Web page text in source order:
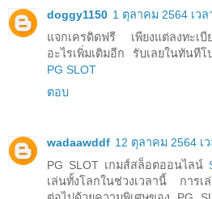
doggy1150 1 ตุลาคม 2564 เวล
แจกเครดิดฟรี เพียงแต่ลงทะเ
อะไรเพิ่มเติมอีก รับเลยในทันที
PG SLOT
ตอบ
wadaawddf 12 ตุลาคม 2564 เ
PG SLOT เกมส์สล็อตออนไลน์
เล่นทั้งโลกในช่วงเวลานี้ การเ